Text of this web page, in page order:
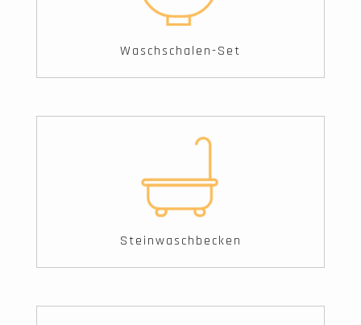
Waschschalen-Set
Steinwaschbecken